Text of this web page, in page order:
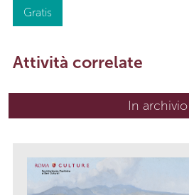
Gratis
Attività correlate
In archivio